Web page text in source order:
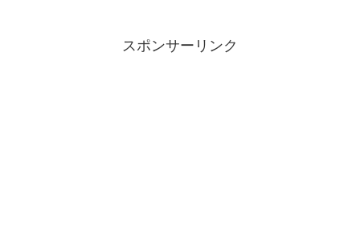
スポンサーリンク